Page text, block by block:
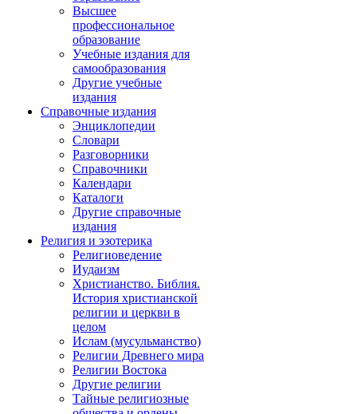
Высшее
профессиональное
образование
Учебные издания для
самообразования
Другие учебные
издания
Справочные издания
Энциклопедии
Словари
Разговорники
Справочники
Календари
Каталоги
Другие справочные
издания
Религия и эзотерика
Религиоведение
Иудаизм
Христианство. Библия.
История христианской
религии и церкви в
целом
Ислам (мусульманство)
Религии Древнего мира
Религии Востока
Другие религии
Тайные религиозные